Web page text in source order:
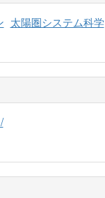
太陽圏システム科学